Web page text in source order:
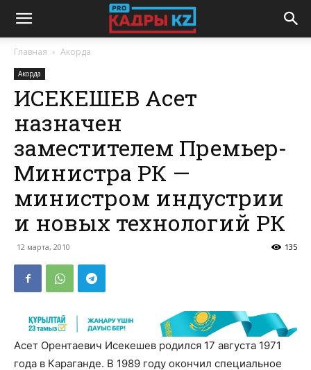
Главная Акорда
Акорда
ИСЕКЕШЕВ Асет
назначен
заместителем Премьер-
Министра РК —
министром индустрии
и новых технологий РК
12 марта, 2010 135
Асет Орентаевич Исекешев родился 17 августа 1971
года в Караганде. В 1989 году окончил специальное